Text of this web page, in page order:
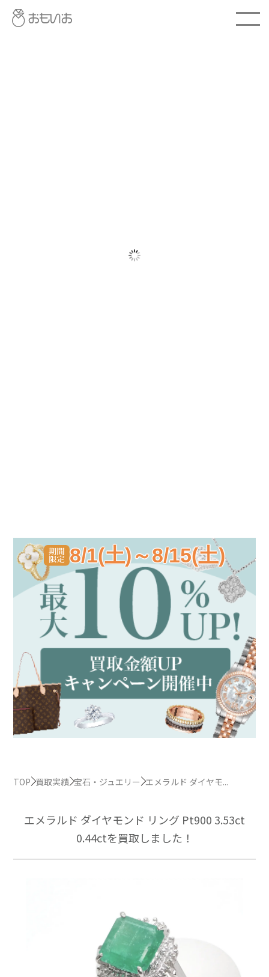
8/1(土)～8/15(土)
TOP 買取実績 宝石・ジュエリー エメラルド ダイヤモ...
エメラルド ダイヤモンド リング Pt900 3.53ct
0.44ctを買取しました！